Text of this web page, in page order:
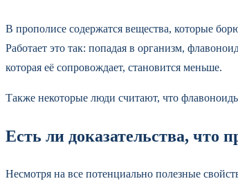
В прополисе содержатся вещества, которые
Работает это так: попадая в организм,
которая её сопровождает, становится меньше.
Также некоторые люди считают, что
Есть ли доказательства, что
Несмотря на все потенциально полезные